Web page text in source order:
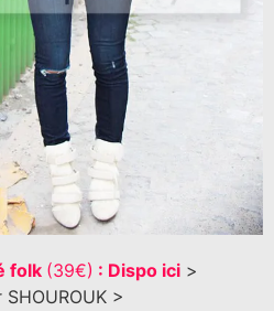
folk (39€) : Dispo ici>
>